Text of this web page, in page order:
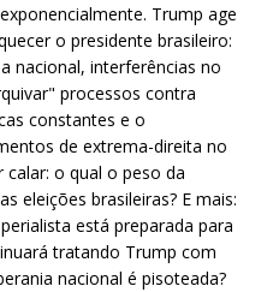
Trump age
o presidente brasileiro:
nacional, interferências no
processos contra
constantes e o
de extrema-direita no
calar: o qual o peso da
eleições brasileiras? E mais:
está preparada para
tratando Trump com
nacional é pisoteada?